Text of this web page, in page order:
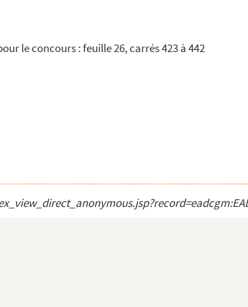
le concours : feuille 26, carrés 423 à 442